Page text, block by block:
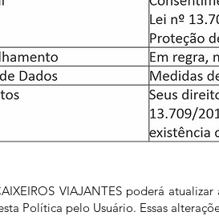
VIAJANTES poderá
Política pelo Usuário. Essas